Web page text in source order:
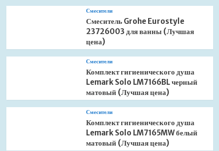
Смесители
Смеситель Grohe Eurostyle
23726003 для ванны (Лучшая
цена)
Смесители
Комплект гигиенического душа
Lemark Solo LM7166BL черный
матовый (Лучшая цена)
Смесители
Комплект гигиенического душа
Lemark Solo LM7165MW белый
матовый (Лучшая цена)